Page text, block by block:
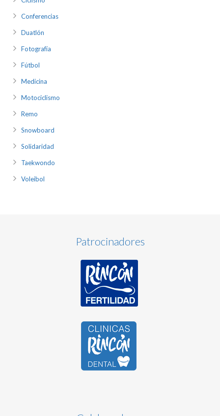
Conferencias
Duatlón
Fotografía
Fútbol
Medicina
Motociclismo
Remo
Snowboard
Solidaridad
Taekwondo
Voleibol
Patrocinadores